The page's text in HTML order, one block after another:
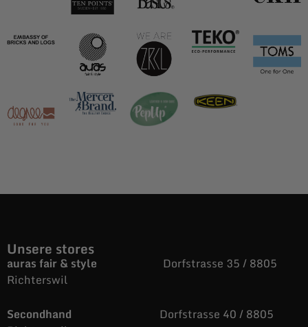
Unsere stores
auras fair & style Dorfstrasse 35 / 8805
Richterswil
Secondhand Dorfstrasse 40 / 8805